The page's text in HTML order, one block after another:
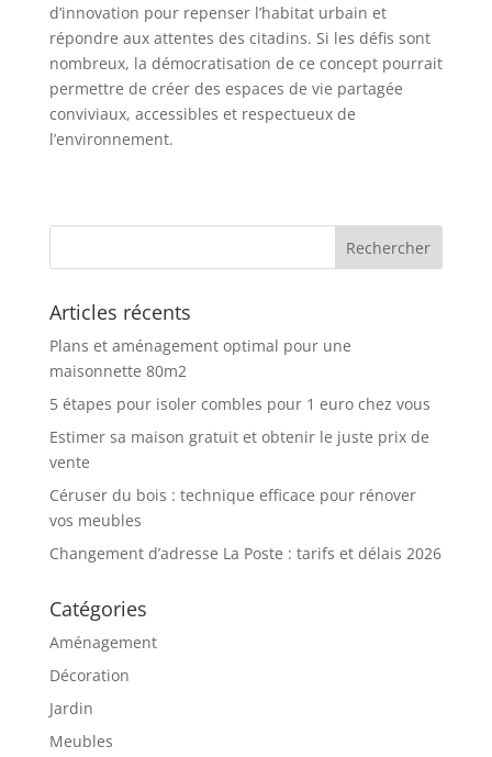
d’innovation pour repenser l’habitat urbain et
répondre aux attentes des citadins. Si les défis sont
nombreux, la démocratisation de ce concept pourrait
permettre de créer des espaces de vie partagée
conviviaux, accessibles et respectueux de
l’environnement.
Articles récents
Plans et aménagement optimal pour une
maisonnette 80m2
5 étapes pour isoler combles pour 1 euro chez vous
Estimer sa maison gratuit et obtenir le juste prix de
vente
Céruser du bois : technique efficace pour rénover
vos meubles
Changement d’adresse La Poste : tarifs et délais 2026
Catégories
Aménagement
Décoration
Jardin
Meubles